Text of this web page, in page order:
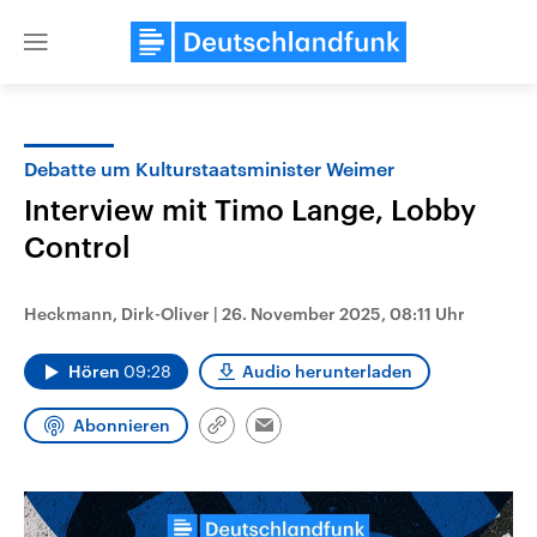
Close
Landtagswahl Sachsen-Anhalt
2026
September 2026 einen neuen
Landtag. Seit 2021 wird das
Bundesland von einer Koalition aus
gehören die Vereinigten
den mächtigsten Ländern
mit großem Einfluss auf
Debatte um Kulturstaatsminister Weimer
Interview mit Timo Lange, Lobby
Control
Heckmann, Dirk-Oliver | 26. November 2025, 08:11 Uhr
Hören 09:28 Audio herunterladen
Abonnieren
Link
Email